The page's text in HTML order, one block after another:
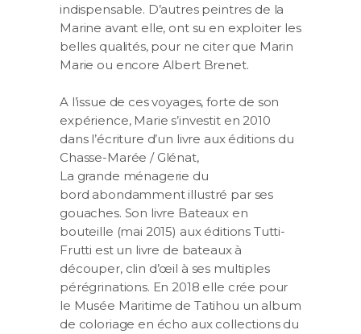
indispensable. D’autres peintres de la
Marine avant elle, ont su en exploiter les
belles qualités, pour ne citer que Marin
Marie ou encore Albert Brenet.
A l’issue de ces voyages, forte de son
expérience, Marie s’investit en 2010
dans l’écriture d’un livre aux éditions du
Chasse-Marée / Glénat,
La grande ménagerie du
bord abondamment illustré par ses
gouaches. Son livre Bateaux en
bouteille (mai 2015) aux éditions Tutti-
Frutti est un livre de bateaux à
découper, clin d’œil à ses multiples
pérégrinations. En 2018 elle crée pour
le Musée Maritime de Tatihou un album
de coloriage en écho aux collections du